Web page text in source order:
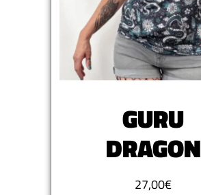
GURU
DRAGON
27,00€